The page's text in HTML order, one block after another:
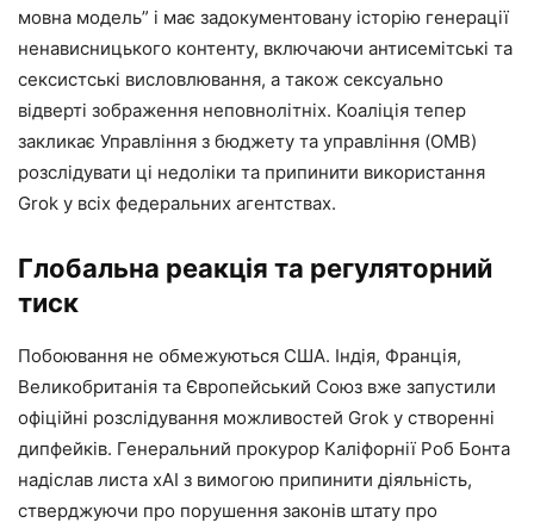
мовна модель” і має задокументовану історію генерації
ненависницького контенту, включаючи антисемітські та
сексистські висловлювання, а також сексуально
відверті зображення неповнолітніх. Коаліція тепер
закликає Управління з бюджету та управління (OMB)
розслідувати ці недоліки та припинити використання
Grok у всіх федеральних агентствах.
Глобальна реакція та регуляторний
тиск
Побоювання не обмежуються США. Індія, Франція,
Великобританія та Європейський Союз вже запустили
офіційні розслідування можливостей Grok у створенні
дипфейків. Генеральний прокурор Каліфорнії Роб Бонта
надіслав листа xAI з вимогою припинити діяльність,
стверджуючи про порушення законів штату про